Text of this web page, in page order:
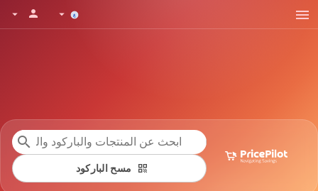
menu
arrow_drop_down
person
arrow_drop_down
search
qr_code مسح الباركود